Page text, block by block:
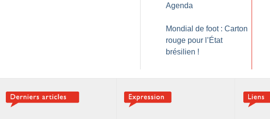
Agenda
Mondial de foot : Carton
rouge pour l’État
brésilien !